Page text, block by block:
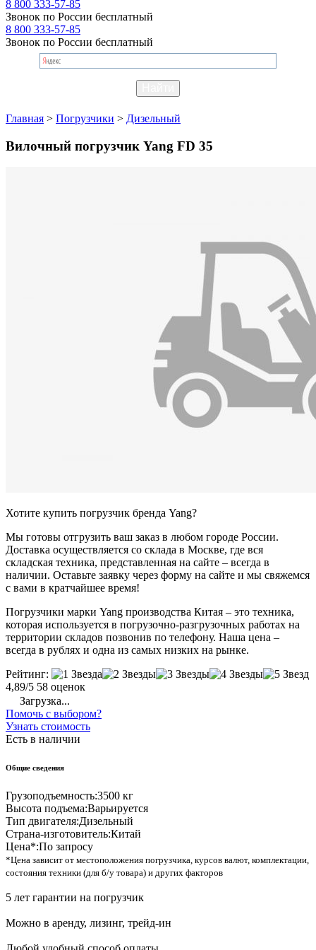
8 800 333-57-85
Звонок по России бесплатный
8 800 333-57-85
Звонок по России бесплатный
Главная > Погрузчики > Дизельный
Вилочный погрузчик Yang FD 35
Хотите купить погрузчик бренда Yang?
Мы готовы отгрузить ваш заказ в любом городе России.
Доставка осуществляется со склада в Москве, где вся
складская техника, представленная на сайте – всегда в
наличии. Оставьте заявку через форму на сайте и мы свяжемся
с вами в кратчайшее время!
Погрузчики марки Yang производства Китая – это техника,
которая используется в погрузочно-разгрузочных работах на
территории складов позвонив по телефону. Наша цена –
всегда в рублях и одна из самых низких на рынке.
Рейтинг:
4,89/5 58 оценок
Загрузка...
Помочь с выбором?
Узнать стоимость
Есть в наличии
Общие сведения
Грузоподъемность:3500 кг
Высота подъема:Варьируется
Тип двигателя:Дизельный
Страна-изготовитель:Китай
Цена*:По запросу
*Цена зависит от местоположения погрузчика, курсов валют, комплектации,
состояния техники (для б/у товара) и других факторов
5 лет гарантии на погрузчик
Можно в аренду, лизинг, трейд-ин